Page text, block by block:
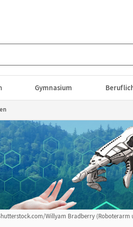
Gymnasium
Willyam Bradberry